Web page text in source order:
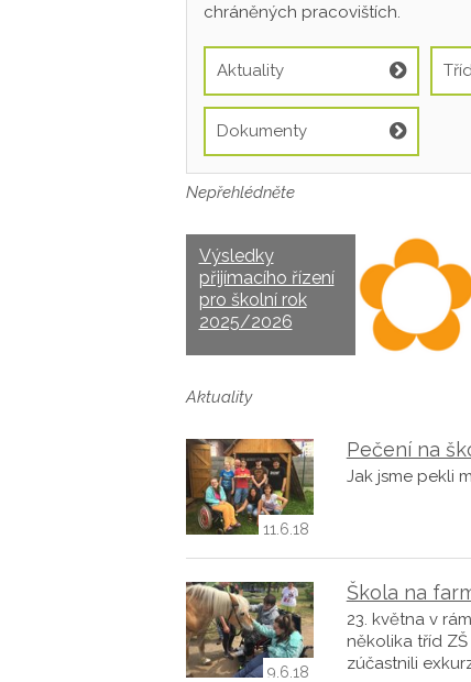
chráněných pracovištích.
Aktuality
Dokumenty
Nepřehlédněte
Výsledky
přijímacího řízení
pro školní rok
2025/2026
Aktuality
11.6.18
Pečení na
Jak jsme pekli
9.6.18
Škola na
23. května v
několika tříd
zúčastnili